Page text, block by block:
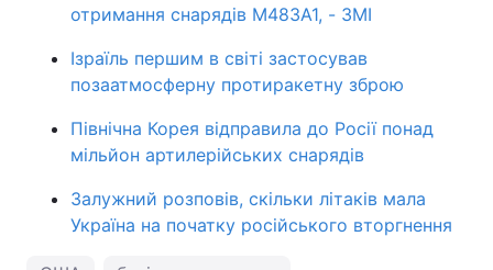
отримання снарядів M483A1, - ЗМІ
Ізраїль першим в світі застосував
позаатмосферну протиракетну зброю
Північна Корея відправила до Росії понад
мільйон артилерійських снарядів
Залужний розповів, скільки літаків мала
Україна на початку російського вторгнення